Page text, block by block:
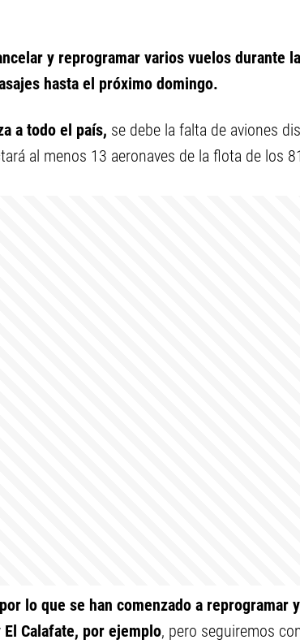
y reprogramar varios vuelos durante
hasta el próximo domingo.
a todo el país, se debe la falta de aviones
al menos 13 aeronaves de la flota de los
lo que se han comenzado a reprogramar
Calafate, por ejemplo, pero seguiremos